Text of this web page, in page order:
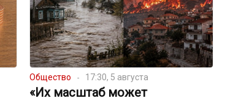
Общество 17:30, 5 августа
«Их масштаб может